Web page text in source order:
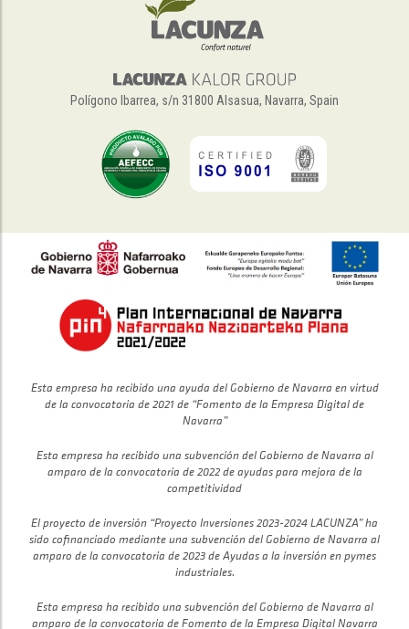
Polígono Ibarrea, s/n 31800 Alsasua, Navarra, Spain
Esta empresa ha recibido una ayuda del Gobierno de Navarra en virtud
de la convocatoria de 2021 de “Fomento de la Empresa Digital de
Navarra”
Esta empresa ha recibido una subvención del Gobierno de Navarra al
amparo de la convocatoria de 2022 de ayudas para mejora de la
competitividad
El proyecto de inversión “Proyecto Inversiones 2023-2024 LACUNZA” ha
sido cofinanciado mediante una subvención del Gobierno de Navarra al
amparo de la convocatoria de 2023 de Ayudas a la inversión en pymes
industriales.
Esta empresa ha recibido una subvención del Gobierno de Navarra al
amparo de la convocatoria de Fomento de la Empresa Digital Navarra